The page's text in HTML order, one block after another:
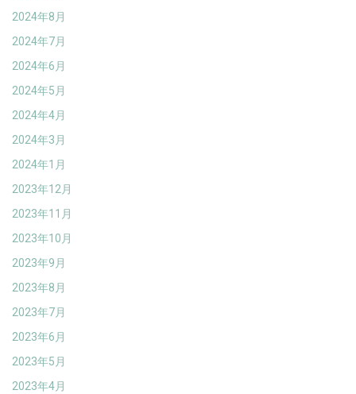
2024年8月
2024年7月
2024年6月
2024年5月
2024年4月
2024年3月
2024年1月
2023年12月
2023年11月
2023年10月
2023年9月
2023年8月
2023年7月
2023年6月
2023年5月
2023年4月